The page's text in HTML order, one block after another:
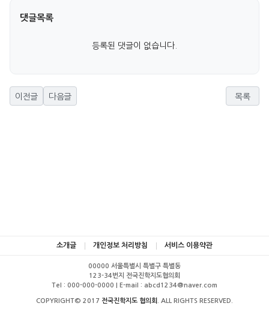
댓글목록
등록된 댓글이 없습니다.
이전글 다음글 목록
소개글 개인정보 처리방침 서비스 이용약관
00000 서울특별시 특별구 특별동
123-34번지 전국진학지도협의회
Tel : 000-000-0000 | E-mail : abcd1234@naver.com
COPYRIGHT© 2017 전국진학지도 협의회 . ALL RIGHTS RESERVED.